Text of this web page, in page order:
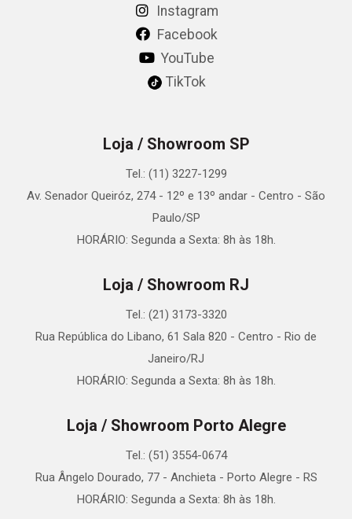
Instagram
Facebook
YouTube
TikTok
Loja / Showroom SP
Tel.: (11) 3227-1299
Av. Senador Queiróz, 274 - 12º e 13º andar - Centro - São
Paulo/SP
HORÁRIO: Segunda a Sexta: 8h às 18h.
Loja / Showroom RJ
Tel.: (21) 3173-3320
Rua República do Libano, 61 Sala 820 - Centro - Rio de
Janeiro/RJ
HORÁRIO: Segunda a Sexta: 8h às 18h.
Loja / Showroom Porto Alegre
Tel.: (51) 3554-0674
Rua Ângelo Dourado, 77 - Anchieta - Porto Alegre - RS
HORÁRIO: Segunda a Sexta: 8h às 18h.